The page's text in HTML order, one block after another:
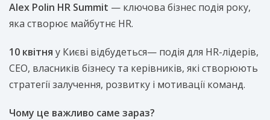
Alex Polin HR Summit — ключова бізнес подія року,
яка створює майбутнє HR.
10 квітня у Києві відбудеться— подія для HR-лідерів,
CEO, власників бізнесу та керівників, які створюють
стратегії залучення, розвитку і мотивації команд.
Чому це важливо саме зараз?